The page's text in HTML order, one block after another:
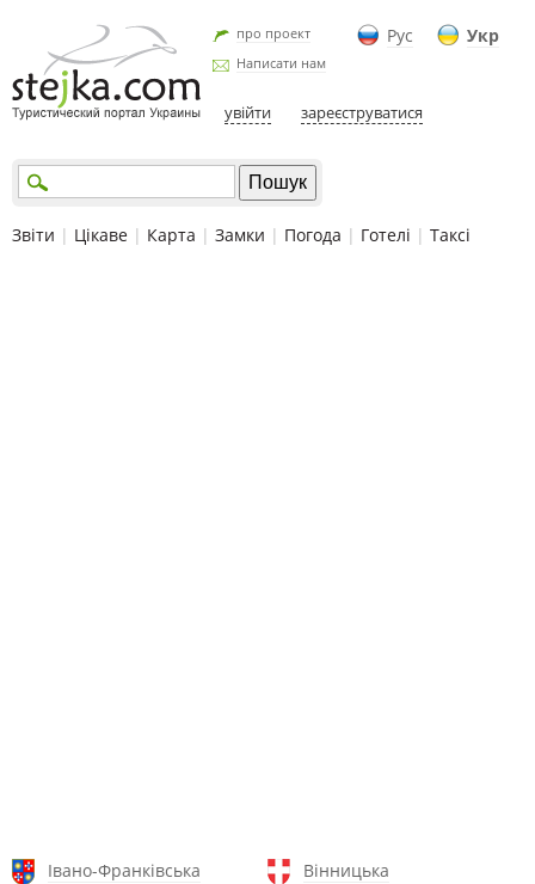
Рус Укр
про проект
Написати нам
увійти зареєструватися
Звіти | Цікаве | Карта | Замки | Погода | Готелі | Таксі
Івано-Франківська
Вінницька